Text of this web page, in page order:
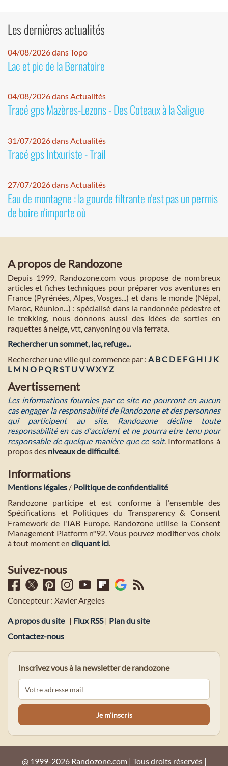
Les dernières actualités
04/08/2026 dans Topo
Lac et pic de la Bernatoire
04/08/2026 dans Actualités
Tracé gps Mazères-Lezons - Des Coteaux à la Saligue
31/07/2026 dans Actualités
Tracé gps Intxuriste - Trail
27/07/2026 dans Actualités
Eau de montagne : la gourde filtrante n'est pas un permis
de boire n'importe où
A propos de Randozone
Depuis 1999, Randozone.com vous propose de nombreux
articles et fiches techniques pour préparer vos aventures en
France (Pyrénées, Alpes, Vosges...) et dans le monde (Népal,
Maroc, Réunion...) : spécialisé dans la randonnée pédestre et
le trekking, nous donnons aussi des idées de sorties en
raquettes à neige, vtt, canyoning ou via ferrata.
Rechercher un sommet, lac, refuge...
Rechercher une ville qui commence par : A BC D E FG H I J K
L M NO PQ R ST U VWXY Z
Avertissement
Les informations fournies par ce site ne pourront en aucun
cas engager la responsabilité de Randozone et des personnes
qui participent au site. Randozone décline toute
responsabilité en cas d'accident et ne pourra etre tenu pour
responsable de quelque manière que ce soit. Informations à
propos des niveaux de difficulté.
Informations
Mentions légales / Politique de confidentialité
Randozone participe et est conforme à l'ensemble des
Spécifications et Politiques du Transparency & Consent
Framework de l'IAB Europe. Randozone utilise la Consent
Management Platform n°92. Vous pouvez modifier vos choix
à tout moment en cliquant ici
Suivez-nous
Concepteur : Xavier Argeles
A propos du site | Flux RSS| Plan du site
Contactez-nous
Inscrivez vous à la newsletter de randozone
@ 1999-2026 Randozone.com | Tous droits réservés |